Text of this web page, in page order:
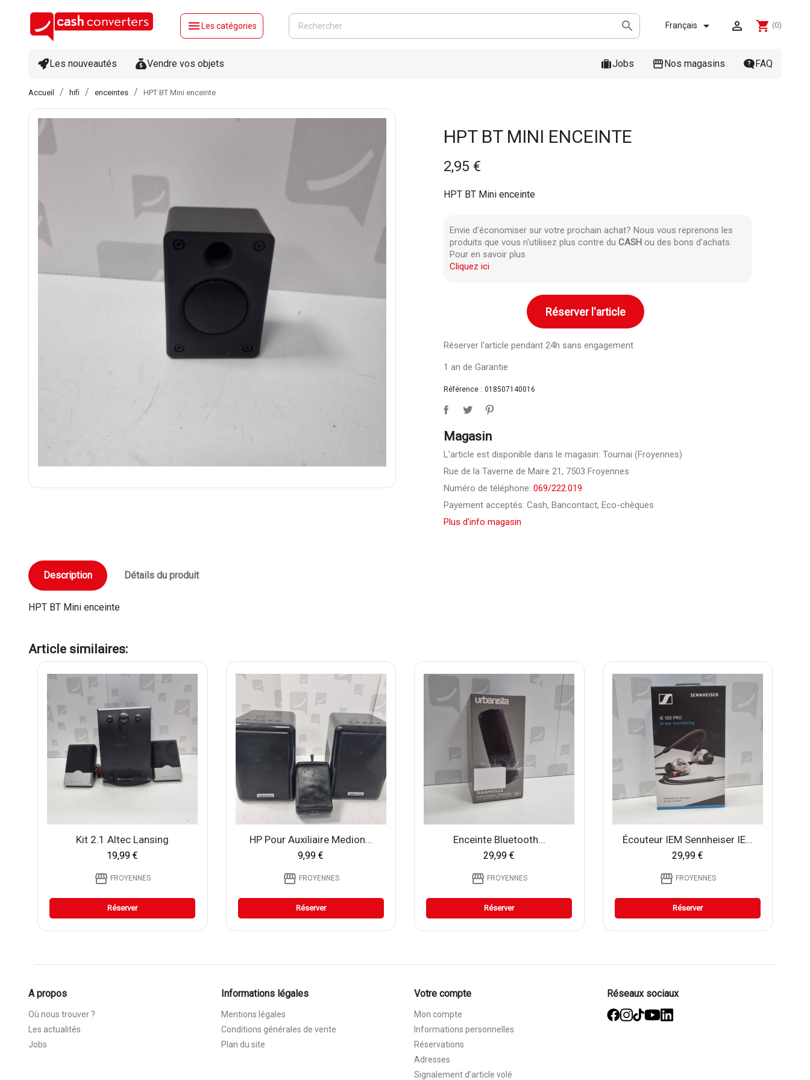
menu Les catégories  shopping_cart (0)
Français  
Les nouveautés Vendre vos objets Jobs Nos magasins FAQ
Accueil hifi enceintes HPT BT Mini enceinte
HPT BT MINI ENCEINTE
2,95 €
HPT BT Mini enceinte
Envie d'économiser sur votre prochain achat? Nous vous reprenons les
produits que vous n'utilisez plus contre du CASH ou des bons d'achats.
Pour en savoir plus
Cliquez ici
Réserver l'article
Réserver l'article pendant 24h sans engagement
1 an de Garantie
Référence : 018507140016
Magasin
L'article est disponible dans le magasin: Tournai (Froyennes)
Rue de la Taverne de Maire 21, 7503 Froyennes
Numéro de téléphone: 069/222.019
Payement acceptés: Cash, Bancontact, Eco-chèques
Plus d'info magasin
Description Détails du produit
HPT BT Mini enceinte
Article similaires:
Kit 2.1 Altec Lansing
19,99 €
storefront FROYENNES
Réserver
HP Pour Auxiliaire Medion...
9,99 €
storefront FROYENNES
Réserver
Enceinte Bluetooth...
29,99 €
storefront FROYENNES
Réserver
Écouteur IEM Sennheiser IE...
29,99 €
storefront FROYENNES
Réserver
A propos
Où nous trouver ?
Les actualités
Jobs
Informations légales
Mentions légales
Conditions générales de vente
Plan du site
Votre compte
Mon compte
Informations personnelles
Réservations
Adresses
Signalement d’article volé
Réseaux sociaux
facebook
Instagram
TikTokYouTube
Linked